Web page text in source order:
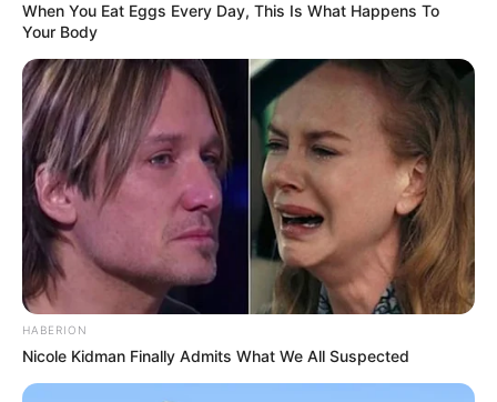
Langka Banget! 10 Pose Lucu
Katak yang Bikin Ketawa
Gemes
Ambyar! 10 Kalimat Baper
Pakai Bahasa Jawa Ini Bikin
Galau Abis
When You Eat Eggs Every Day, This Is What Happens To
Your Body
HABERION
Nicole Kidman Finally Admits What We All Suspected